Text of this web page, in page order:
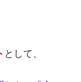
として、